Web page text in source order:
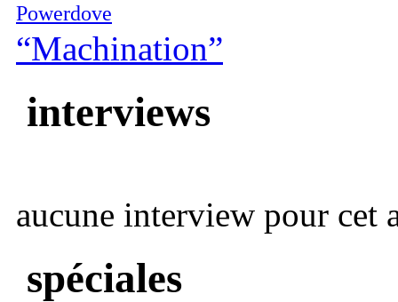
Powerdove
“Machination”
interviews
aucune interview pour cet
spéciales